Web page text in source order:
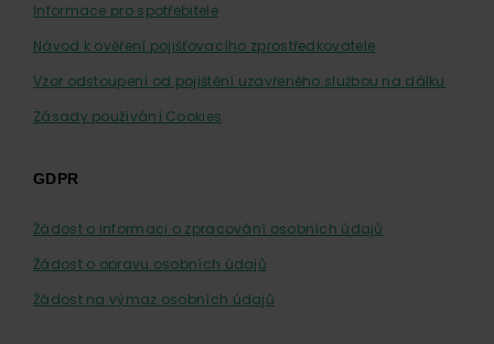
Informace pro spotřebitele
Návod k ověření pojišťovacího zprostředkovatele
Vzor odstoupení od pojištění uzavřeného službou na dálku
Zásady používání Cookies
GDPR
Žádost o informaci o zpracování osobních údajů
Žádost o opravu osobních údajů
Žádost na výmaz osobních údajů